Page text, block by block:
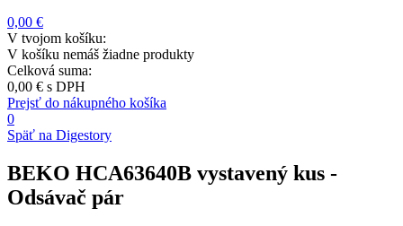
0,00 €
V tvojom košíku:
V košíku nemáš žiadne produkty
Celková suma:
0,00 € s DPH
Prejsť do nákupného košíka
0
Späť na Digestory
BEKO HCA63640B vystavený kus -
Odsávač pár